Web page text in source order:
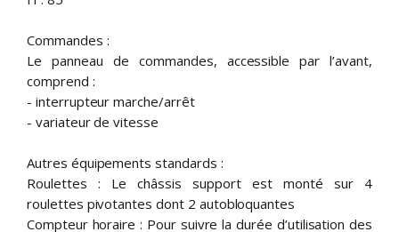
Commandes :
Le panneau de commandes, accessible par l’avant,
comprend :
- interrupteur marche/arrêt
- variateur de vitesse
Autres équipements standards :
Roulettes : Le châssis support est monté sur 4
roulettes pivotantes dont 2 autobloquantes
Compteur horaire : Pour suivre la durée d’utilisation des